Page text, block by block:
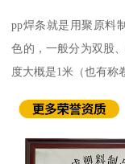
pp焊条就是用聚原料
色的，一般分为双股
度大概是1米（也有称